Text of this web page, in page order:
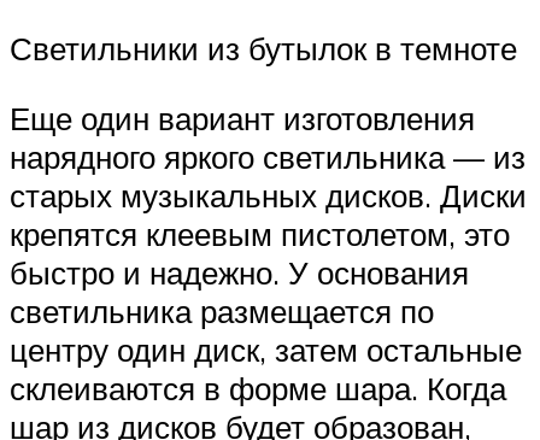
Светильники из бутылок в темноте
Еще один вариант изготовления
нарядного яркого светильника — из
старых музыкальных дисков. Диски
крепятся клеевым пистолетом, это
быстро и надежно. У основания
светильника размещается по
центру один диск, затем остальные
склеиваются в форме шара. Когда
шар из дисков будет образован,